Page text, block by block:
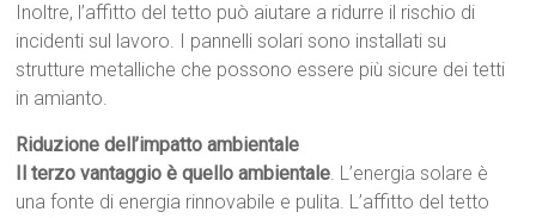
Inoltre, l’affitto del tetto può aiutare a ridurre il rischio di
incidenti sul lavoro. I pannelli solari sono installati su
strutture metalliche che possono essere più sicure dei tetti
in amianto.
Riduzione dell’impatto ambientale
Il terzo vantaggio è quello ambientale. L’energia solare è
una fonte di energia rinnovabile e pulita. L’affitto del tetto